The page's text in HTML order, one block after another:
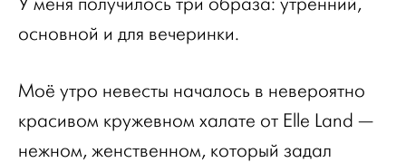
У меня получилось три образа: утренний,
основной и для вечеринки.
Моё утро невесты началось в невероятно
красивом кружевном халате от Elle Land —
нежном, женственном, который задал